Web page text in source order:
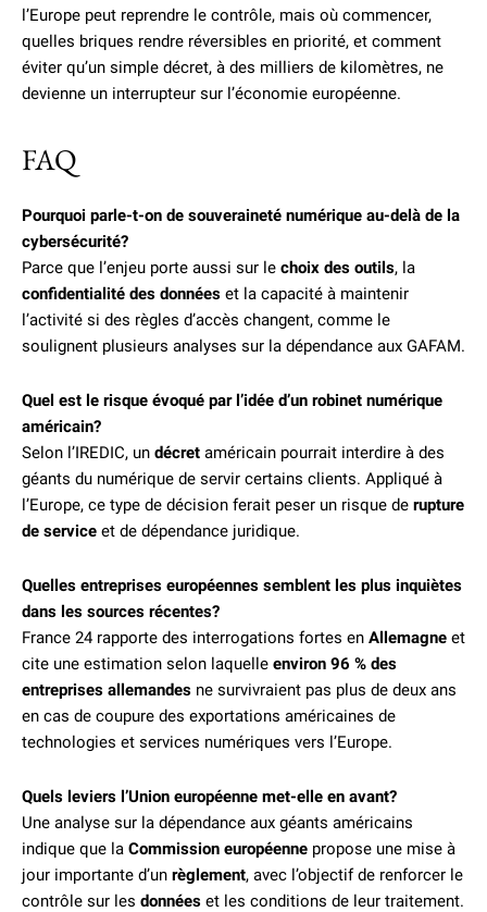
l’Europe peut reprendre le contrôle, mais où commencer,
quelles briques rendre réversibles en priorité, et comment
éviter qu’un simple décret, à des milliers de kilomètres, ne
devienne un interrupteur sur l’économie européenne.
FAQ
Pourquoi parle-t-on de souveraineté numérique au-delà de la
cybersécurité?
Parce que l’enjeu porte aussi sur le choix des outils, la
confidentialité des données et la capacité à maintenir
l’activité si des règles d’accès changent, comme le
soulignent plusieurs analyses sur la dépendance aux GAFAM.
Quel est le risque évoqué par l’idée d’un robinet numérique
américain?
Selon l’IREDIC, un décret américain pourrait interdire à des
géants du numérique de servir certains clients. Appliqué à
l’Europe, ce type de décision ferait peser un risque de rupture
de service et de dépendance juridique.
Quelles entreprises européennes semblent les plus inquiètes
dans les sources récentes?
France 24 rapporte des interrogations fortes en Allemagne et
cite une estimation selon laquelle environ 96 % des
entreprises allemandes ne survivraient pas plus de deux ans
en cas de coupure des exportations américaines de
technologies et services numériques vers l’Europe.
Quels leviers l’Union européenne met-elle en avant?
Une analyse sur la dépendance aux géants américains
indique que la Commission européenne propose une mise à
jour importante d’un règlement, avec l’objectif de renforcer le
contrôle sur les données et les conditions de leur traitement.